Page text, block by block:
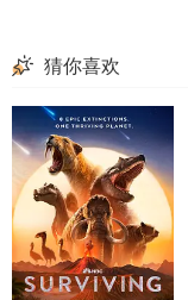
猜你喜欢